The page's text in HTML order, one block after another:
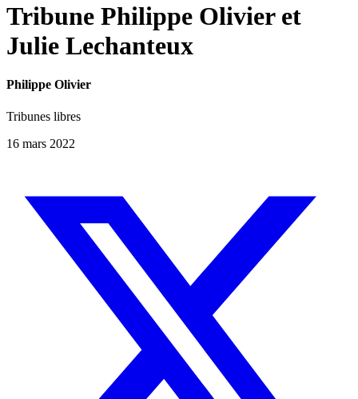
Tribune Philippe Olivier et
Julie Lechanteux
Philippe Olivier
Tribunes libres
16 mars 2022